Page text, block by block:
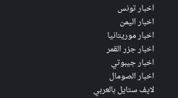
اخبار تونس
اخبار اليمن
اخبار موريتانيا
اخبار جزر القمر
اخبار جيبوتي
اخبار الصومال
لايف ستايل بالعربي